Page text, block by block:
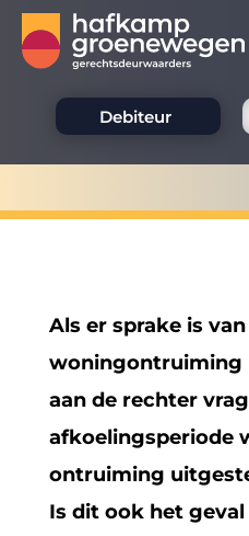
Debiteur
Als er sprake is
woningontruiming
aan de rechter
afkoelingsperiode
ontruiming
Is dit ook het geval